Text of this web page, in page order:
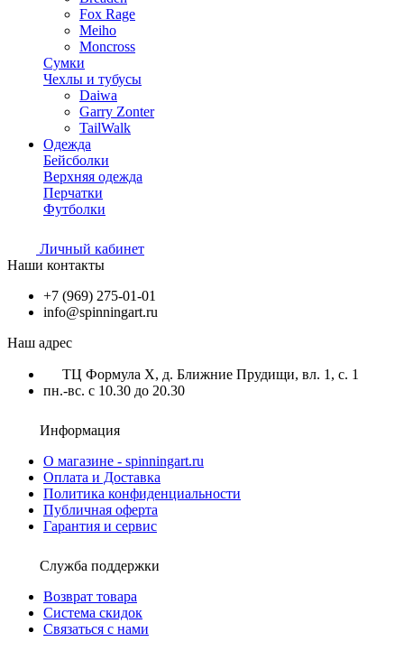
Fox Rage
Meiho
Moncross
Сумки
Чехлы и тубусы
Daiwa
Garry Zonter
TailWalk
Одежда
Бейсболки
Верхняя одежда
Перчатки
Футболки
Личный кабинет
Наши контакты
+7 (969) 275-01-01
info@spinningart.ru
Наш адрес
ТЦ Формула X, д. Ближние Прудищи, вл. 1, с. 1
пн.-вс. с 10.30 до 20.30
Информация
О магазине - spinningart.ru
Оплата и Доставка
Политика конфиденциальности
Публичная оферта
Гарантия и сервис
Служба поддержки
Возврат товара
Система скидок
Связаться с нами